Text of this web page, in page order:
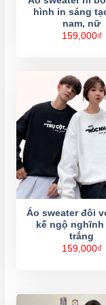
hình in sáng
nam, nữ
159,000₫
Áo sweater đôi
kế ngộ nghĩnh
trắng
159,000₫